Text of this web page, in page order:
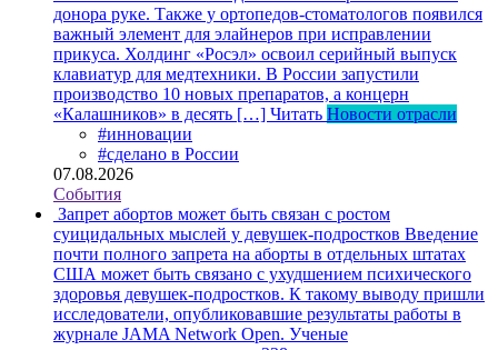
донора руке. Также у ортопедов-стоматологов появился
важный элемент для элайнеров при исправлении
прикуса. Холдинг «Росэл» освоил серийный выпуск
клавиатур для медтехники. В России запустили
производство 10 новых препаратов, а концерн
«Калашников» в десять […] Читать Новости отрасли
#инновации
#сделано в России
07.08.2026
События
Запрет абортов может быть связан с ростом
суицидальных мыслей у девушек-подростков Введение
почти полного запрета на аборты в отдельных штатах
США может быть связано с ухудшением психического
здоровья девушек-подростков. К такому выводу пришли
исследователи, опубликовавшие результаты работы в
журнале JAMA Network Open. Ученые